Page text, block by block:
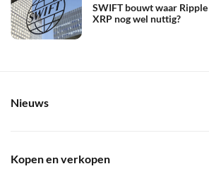
SWIFT bouwt waar
XRP nog wel nuttig?
Nieuws
Kopen en verkopen